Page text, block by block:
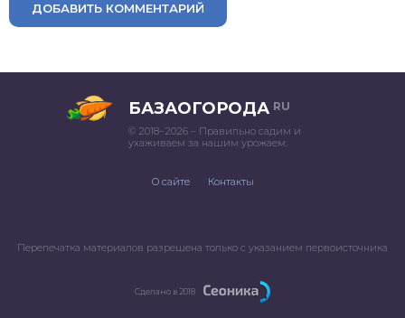
ДОБАВИТЬ КОММЕНТАРИЙ
БАЗАОГОРОДА RU
© 2018–2026 – Правильно садим и
ухаживаем за нашим урожаем.
О сайте Контакты
Перепечатка материалов разрешена только с указанием первоисточника
Сделано в 2018